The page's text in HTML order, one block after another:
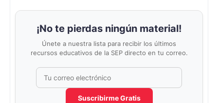
¡No te pierdas ningún material!
Únete a nuestra lista para recibir los últimos
recursos educativos de la SEP directo en tu correo.
No completar este campo
Suscribirme Gratis